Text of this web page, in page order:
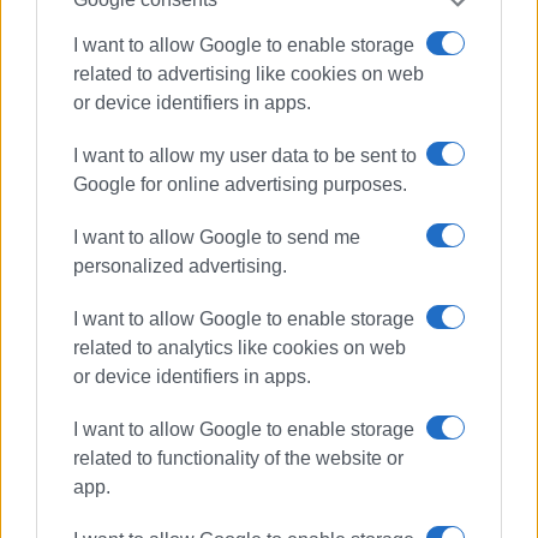
I want to allow Google to enable storage
related to advertising like cookies on web
or device identifiers in apps.
I want to allow my user data to be sent to
Google for online advertising purposes.
I want to allow Google to send me
personalized advertising.
I want to allow Google to enable storage
related to analytics like cookies on web
or device identifiers in apps.
I want to allow Google to enable storage
related to functionality of the website or
app.
Βουλή, ότι θα έβλεπα θετικά μια συνάντηση με τον
πρόεδρο Erdoğan, υπήρξε αυτή η πρόσκληση για αυτό το
γεύμα. Μερικές φορές και αυτά τα γεύματα μπορεί να
είναι και λίγο πιο -δεν θα πω χαλαρά- με λιγότερο
αυστηρό και τυπικό πρωτόκολλο.
Όπως έχω πει πολλές φορές, Ελλάδα και Τουρκία
πρέπει να συνομιλούμε. Το παράθυρό μας είναι πάντα
ανοιχτό στον διάλογο. Η πόρτα μας είναι κλειστή σε
οποιαδήποτε πρόκληση και σε οποιαδήποτε
αμφισβήτηση κυριαρχίας και κυριαρχικών
δικαιωμάτων.
Εμφανίσεις: 78